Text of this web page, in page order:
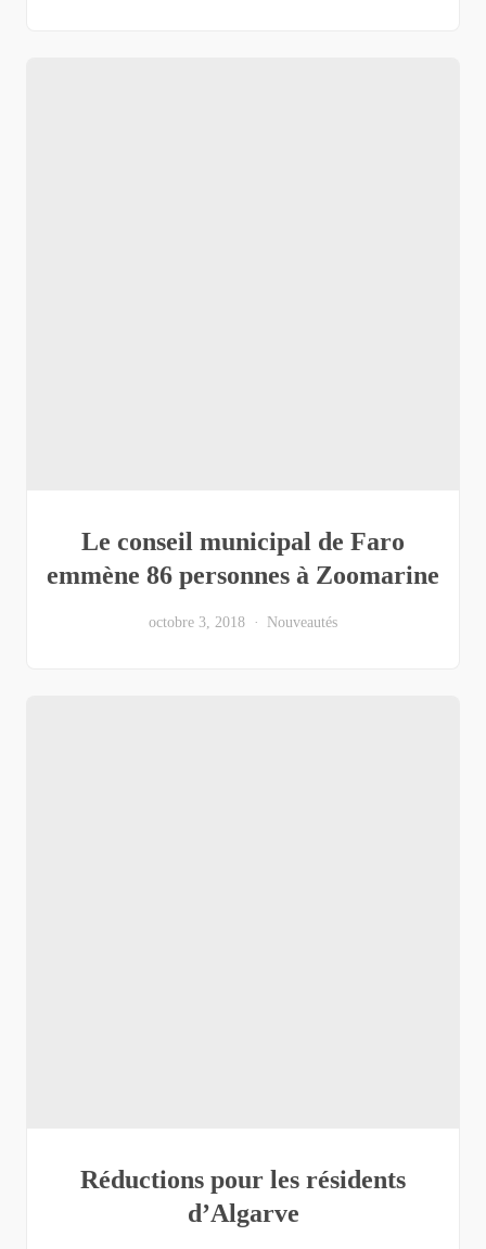
Le conseil municipal de Faro
emmène 86 personnes à Zoomarine
octobre 3, 2018 Nouveautés
Réductions pour les résidents
d’Algarve